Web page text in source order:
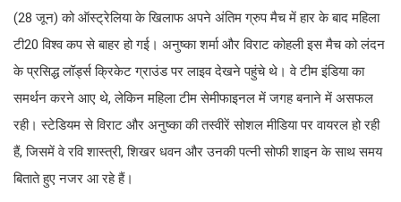
(28 जून) को ऑस्ट्रेलिया के खिलाफ अपने अंतिम ग्रुप मैच में हार के बाद महिला
टी20 विश्व कप से बाहर हो गई। अनुष्का शर्मा और विराट कोहली इस मैच को लंदन
के प्रसिद्ध लॉर्ड्स क्रिकेट ग्राउंड पर लाइव देखने पहुंचे थे। वे टीम इंडिया का
समर्थन करने आए थे, लेकिन महिला टीम सेमीफाइनल में जगह बनाने में असफल
रही। स्टेडियम से विराट और अनुष्का की तस्वीरें सोशल मीडिया पर वायरल हो रही
हैं, जिसमें वे रवि शास्त्री, शिखर धवन और उनकी पत्नी सोफी शाइन के साथ समय
बिताते हुए नजर आ रहे हैं।